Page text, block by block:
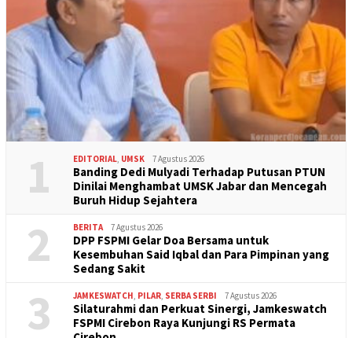
1 EDITORIAL, UMSK 7 Agustus 2026
Banding Dedi Mulyadi Terhadap Putusan PTUN
Dinilai Menghambat UMSK Jabar dan Mencegah
Buruh Hidup Sejahtera
2 BERITA 7 Agustus 2026
DPP FSPMI Gelar Doa Bersama untuk
Kesembuhan Said Iqbal dan Para Pimpinan yang
Sedang Sakit
3 JAMKESWATCH, PILAR, SERBA SERBI 7 Agustus 2026
Silaturahmi dan Perkuat Sinergi, Jamkeswatch
FSPMI Cirebon Raya Kunjungi RS Permata